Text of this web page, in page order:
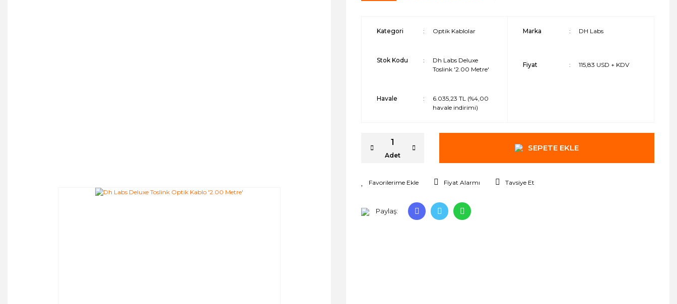
Kategori Optik Kablolar Marka DH Labs
Stok Kodu
Dh Labs Deluxe
Toslink '2.00 Metre'
Fiyat 115,83 USD + KDV
Havale
6.035,23 TL (%4,00
havale indirimi)
Adet
SEPETE EKLE
Fiyat Alarmı Tavsiye Et
Paylaş: